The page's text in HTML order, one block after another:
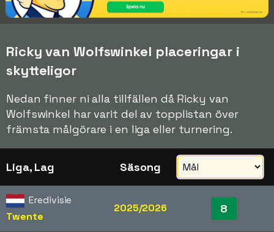
Ricky van Wolfswinkel placeringar i
skytteligor
Nedan finner ni alla tillfällen då Ricky van
Wolfswinkel har varit del av topplistan över
främsta målgörare i en liga eller turnering.
Liga, Lag Säsong
Eredivisie
Twente
2025/2026 8